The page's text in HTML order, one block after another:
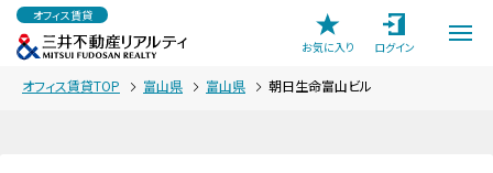
オフィス賃貸
お気に入り
ログイン
オフィス賃貸TOP 富山県 富山県 朝日生命富山ビル